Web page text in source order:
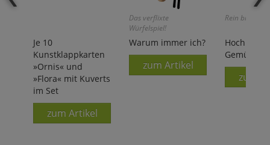
Je 10
Kunstklappkarten
»Ornis« und
»Flora« mit Kuverts
im Set
zum Artikel
Das verflixte
Würfelspiel!
Warum immer ich?
zum Artikel
Rein
Hochbeet-
zum